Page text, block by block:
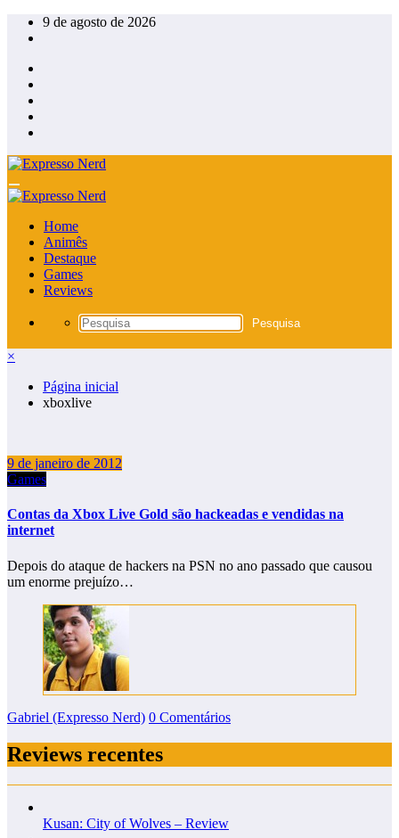
Pular
para
conteúdo
9 de agosto de 2026
Home
Animês
Destaque
Games
Reviews
×
Página inicial
xboxlive
9 de janeiro de 2012
Games
Contas da Xbox Live Gold são hackeadas e vendidas na
internet
Depois do ataque de hackers na PSN no ano passado que causou
um enorme prejuízo…
Gabriel (Expresso Nerd) 0 Comentários
Reviews recentes
Kusan: City of Wolves – Review